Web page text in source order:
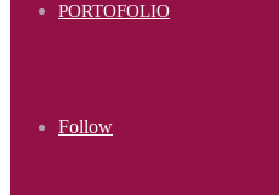
PORTOFOLIO
Follow